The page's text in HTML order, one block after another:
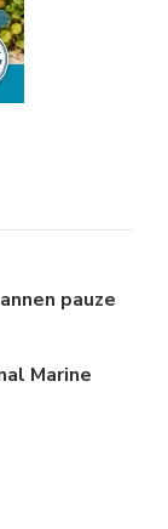
pauze
Marine